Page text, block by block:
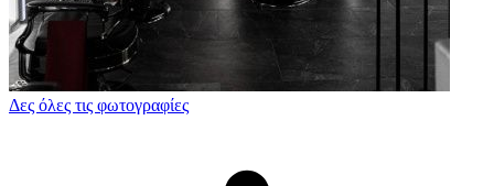
Δες όλες τις φωτογραφίες